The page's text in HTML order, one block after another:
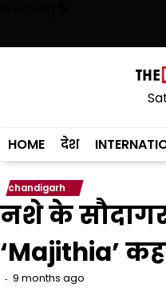
content
है, अब वह राजनीति में वापसी
HOME देश
chandigarh
नशे के
‘Majithia’
9 months ago